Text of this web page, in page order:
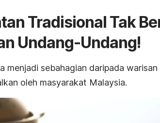
Tradisional Tak
Undang-Undang!
menjadi sebahagian daripada
oleh masyarakat Malaysia.